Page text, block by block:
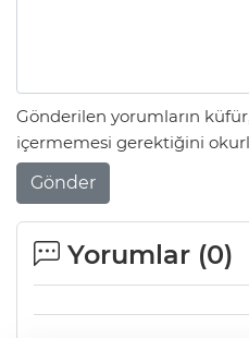
Gönderilen yorumların
içermemesi gerektiğini
Gönder
Yorumlar (0)